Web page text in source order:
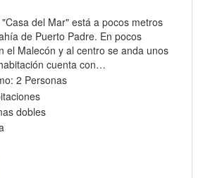
del Mar" está a pocos metros
de Puerto Padre. En pocos
el Malecón y al centro se anda unos
cuenta con…